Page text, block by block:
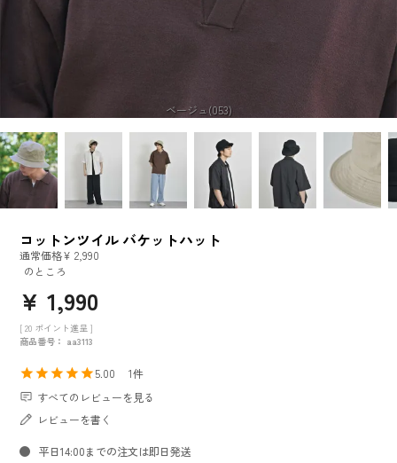
ベージュ(053)
コットンツイル バケットハット
通常価格¥ 2,990
のところ
¥ 1,990
[ 20 ポイント進呈 ]
商品番号
aa3113
5.00
1
すべてのレビューを見る
レビューを書く
平日14:00までの注文は即日発送